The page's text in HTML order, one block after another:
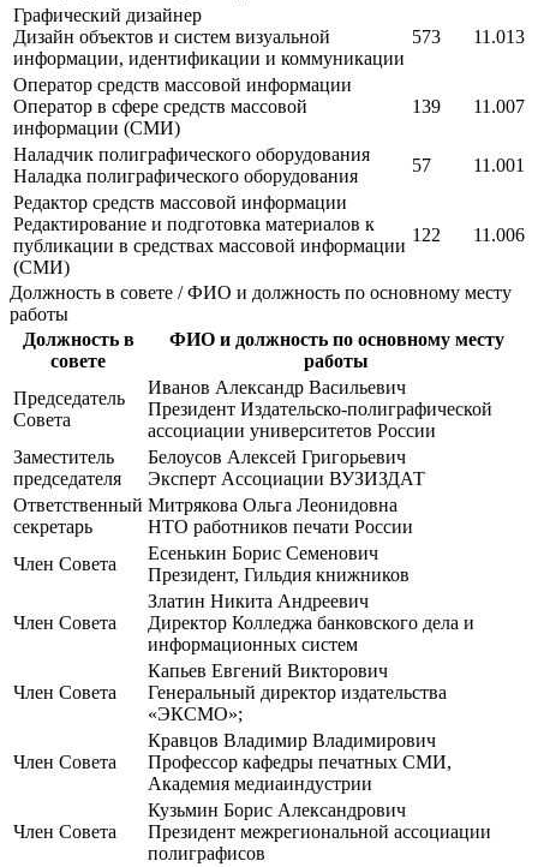
Графический дизайнер
Дизайн объектов и систем визуальной
информации, идентификации и коммуникации
573 11.013
Оператор средств массовой информации
Оператор в сфере средств массовой
информации (СМИ)
139 11.007
Наладчик полиграфического оборудования
Наладка полиграфического оборудования
57
11.001
Редактор средств массовой информации
Редактирование и подготовка материалов к
публикации в средствах массовой информации
(СМИ)
122 11.006
Должность в совете / ФИО и должность по основному месту
работы
Должность в
совете
ФИО и должность по основному месту
работы
Председатель
Совета
Иванов Александр Васильевич
Президент Издательско-полиграфической
ассоциации университетов России
Заместитель
председателя
Белоусов Алексей Григорьевич
Эксперт Ассоциации ВУЗИЗДАТ
Ответственный
секретарь
Митрякова Ольга Леонидовна
НТО работников печати России
Член Совета
Есенькин Борис Семенович
Президент, Гильдия книжников
Член Совета
Златин Никита Андреевич
Директор Колледжа банковского дела и
информационных систем
Член Совета
Капьев Евгений Викторович
Генеральный директор издательства
«ЭКСМО»;
Член Совета
Кравцов Владимир Владимирович
Профессор кафедры печатных СМИ,
Академия медиаиндустрии
Член Совета
Кузьмин Борис Александрович
Президент межрегиональной ассоциации
полиграфисов